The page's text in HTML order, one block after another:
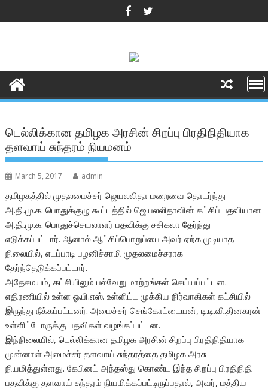
to
டெல்லிக்கான தமிழக அரசின் சிறப்பு பிரதிநிதியாக
தளவாய் சுந்தரம் நியமனம்
March 5, 2017 admin
தமிழகத்தில் முதலமைச்சர் ஜெயலலிதா மறைவை தொடர்ந்து
அ.தி.மு.க. பொதுக்குழு கூட்டத்தில் ஜெயலலிதாவின் கட்சிப் பதவியான
அ.தி.மு.க. பொதுச்செயலாளர் பதவிக்கு சசிகலா தேர்ந்து
எடுக்கப்பட்டார். ஆனால் ஆட்சிப்பொறுப்பை அவர் ஏற்க முடியாத
நிலையில், எடப்பாடி பழனிச்சாமி முதலமைச்சராக
தேர்ந்தெடுக்கப்பட்டார்.
அதேசமயம், கட்சியிலும் பல்வேறு மாற்றங்கள் செய்யப்பட்டன.
எதிரணியில் உள்ள ஓ.பி.எஸ். உள்ளிட்ட முக்கிய நிர்வாகிகள் கட்சியில்
இருந்து நீக்கப்பட்டனர். அமைச்சர் செங்கோட்டையன், டி.டி.வி.தினகரன்
உள்ளிட்டோருக்கு பதவிகள் வழங்கப்பட்டன.
இந்நிலையில், டெல்லிக்கான தமிழக அரசின் சிறப்பு பிரதிநிதியாக
முன்னாள் அமைச்சர் தளவாய் சுந்தரத்தை தமிழக அரசு
நியமித்துள்ளது. கேபினட் அந்தஸ்து கொண்ட இந்த சிறப்பு பிரதிநிதி
பதவிக்கு தளவாய் சுந்தரம் நியமிக்கப்பட்டிருப்பதால், அவர், மத்திய